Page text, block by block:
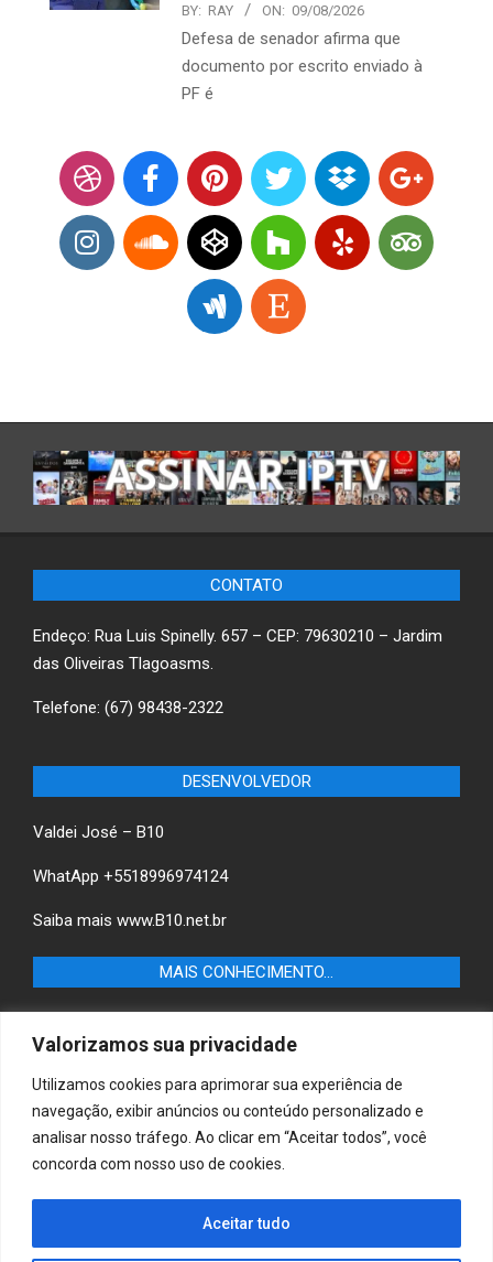
Valorizamos sua privacidade
Utilizamos cookies para aprimorar sua experiência de
navegação, exibir anúncios ou conteúdo personalizado e
analisar nosso tráfego. Ao clicar em “Aceitar todos”, você
concorda com nosso uso de cookies.
Aceitar tudo
BY: RAY ON: 09/08/2026
Defesa de senador afirma que
documento por escrito enviado à
PF é
CONTATO
Endeço: Rua Luis Spinelly. 657 – CEP: 79630210 – Jardim
das Oliveiras Tlagoasms.
Telefone: (67) 98438-2322
DESENVOLVEDOR
Valdei José – B10
WhatApp +5518996974124
Saiba mais www.B10.net.br
MAIS CONHECIMENTO…
Castilho-SP e descubra as melhores empresas e serviços
locais.
B10 Brasil – Informação e Poder
MAIS CONHECIMENTO…
Casa & Jardim – Descubra as melhores dicas e
inspirações para transformar sua casa e jardim em